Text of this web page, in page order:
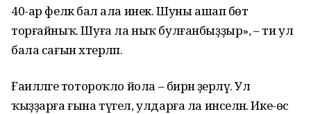
40-ар феләк бал ала инек. Шуны ашап бөтә
торғайныҡ. Шуға ла ныҡ булғанбыҙҙыр», – ти ул
бала сағын хәтерләп.
Ғаиләләге тотороҡло йола – бирнә әҙерләү. Ул
ҡыҙҙарға ғына түгел, улдарға ла инселәнә. Ике-өс